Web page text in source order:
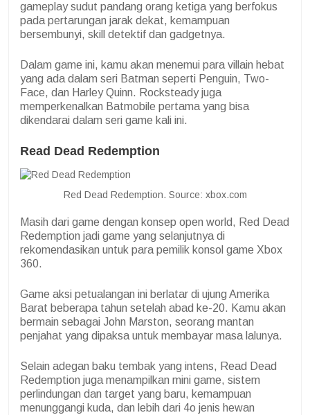
gameplay sudut pandang orang ketiga yang berfokus
pada pertarungan jarak dekat, kemampuan
bersembunyi, skill detektif dan gadgetnya.
Dalam game ini, kamu akan menemui para villain hebat
yang ada dalam seri Batman seperti Penguin, Two-
Face, dan Harley Quinn. Rocksteady juga
memperkenalkan Batmobile pertama yang bisa
dikendarai dalam seri game kali ini.
Read Dead Redemption
Red Dead Redemption. Source: xbox.com
Masih dari game dengan konsep open world, Red Dead
Redemption jadi game yang selanjutnya di
rekomendasikan untuk para pemilik konsol game Xbox
360.
Game aksi petualangan ini berlatar di ujung Amerika
Barat beberapa tahun setelah abad ke-20. Kamu akan
bermain sebagai John Marston, seorang mantan
penjahat yang dipaksa untuk membayar masa lalunya.
Selain adegan baku tembak yang intens, Read Dead
Redemption juga menampilkan mini game, sistem
perlindungan dan target yang baru, kemampuan
menunggangi kuda, dan lebih dari 4o jenis hewan